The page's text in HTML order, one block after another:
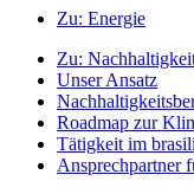
Zu: Energie
Zu:
Unser Ansatz
Roadmap zur
Tätigkeit im
Ansprechpartner